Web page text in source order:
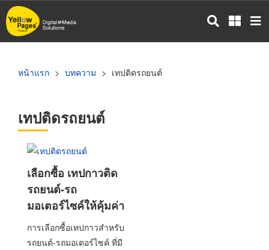
ข้าม
ไป
หน้าแรก บทความ เทปติดรถยนต์
เทปติดรถยนต์
เลือกซื้อ เทปกาวติด
รถยนต์-รถ
มอเตอร์ไซค์ให้คุ้มค่า
การเลือกซื้อเทปกาวสำหรับ
รถยนต์-รถมอเตอร์ไซค์ ที่มี